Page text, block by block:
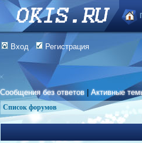
Вход Регистрация
Сообщения без ответов |Активные
Список форумов